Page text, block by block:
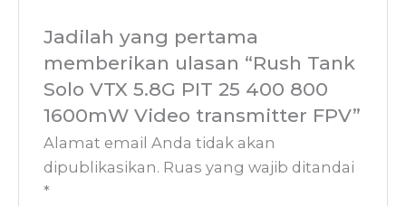
Jadilah yang pertama
memberikan ulasan “Rush Tank
Solo VTX 5.8G PIT 25 400 800
1600mW Video transmitter FPV”
Alamat email Anda tidak akan
dipublikasikan. Ruas yang wajib ditandai
*